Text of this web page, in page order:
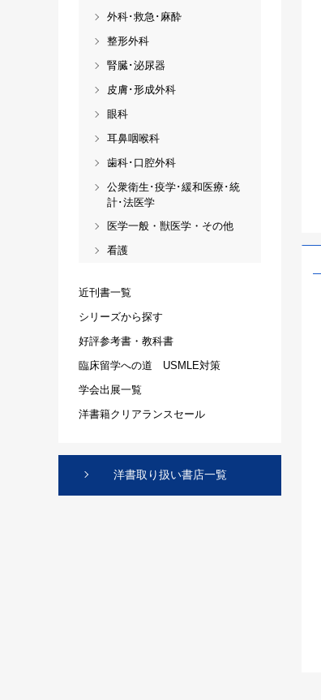
外科･救急･麻酔
整形外科
腎臓･泌尿器
皮膚･形成外科
眼科
耳鼻咽喉科
歯科･口腔外科
公衆衛生･疫学･緩和医療･統
計･法医学
医学一般・獣医学・その他
看護
近刊書一覧
シリーズから探す
好評参考書・教科書
臨床留学への道 USMLE対策
学会出展一覧
洋書籍クリアランスセール
洋書取り扱い書店一覧